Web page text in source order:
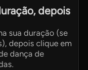
depois
sua duração (se
depois clique em
dança de